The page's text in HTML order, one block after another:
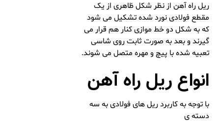
ریل راه آهن از نظر شکل ظاهری از یک
مقطع فولادی نورد شده تشکیل می ‌شود
که به شکل دو خط موازی کنار هم قرار می‌
گیرند و بعد به ‌صورت ثابت روی شاسی
تعبیه شده با پیچ و مهره متصل می‌ شوند.
انواع ریل راه آهن
با توجه به کاربرد ریل های فولادی به سه
دسته ی